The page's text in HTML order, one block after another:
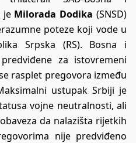
je Milorada Dodika (SNSD)
poteze koji vode u
Srpska (RS). Bosna i
za istovremeni
rasplet pregovora između
ustupak Srbiji je
vojne neutralnosti, ali
da nalazišta rijetkih
nije predviđeno